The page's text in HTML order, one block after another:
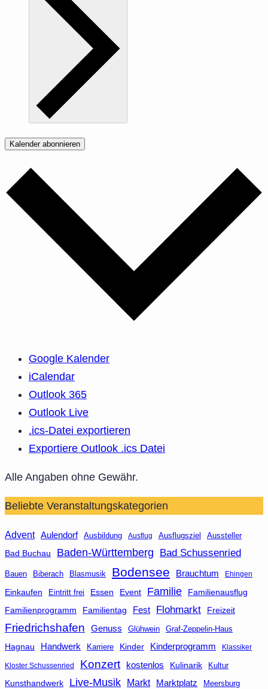
Kalender abonnieren
Google Kalender
iCalendar
Outlook 365
Outlook Live
.ics-Datei exportieren
Exportiere Outlook .ics Datei
Alle Angaben ohne Gewähr.
Beliebte Veranstaltungskategorien
Advent Aulendorf Ausbildung Ausflug Ausflugsziel
Aussteller
Bad Buchau
Baden-Württemberg Bad Schussenried
Bauen Biberach Blasmusik Bodensee Brauchtum Ehingen
Einkaufen Eintritt frei Essen Event Familie
Familienausflug
Familienprogramm
Familientag Fest Flohmarkt Freizeit
Friedrichshafen Genuss Glühwein Graf-Zeppelin-Haus
Hagnau Handwerk Karriere Kinder Kinderprogramm Klassiker
Kloster Schussenried Konzert kostenlos Kulinarik Kultur
Kunsthandwerk Live-Musik Markt Marktplatz Meersburg